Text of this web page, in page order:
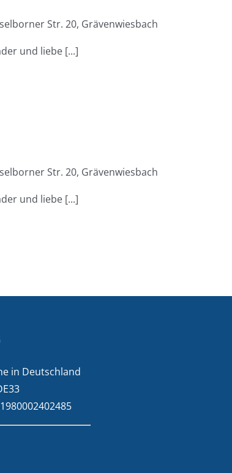
Str. 20, Grävenwiesbach
und liebe [...]
Str. 20, Grävenwiesbach
und liebe [...]
in Deutschland